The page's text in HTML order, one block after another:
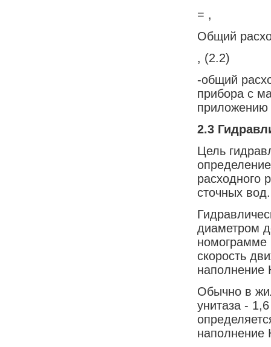
= ,
Общий
, (2.2)
-общий
прибора с
2.3
Цель
расходного
сточных вод.
диаметром
номограмме
скорость
наполнение
Обычно в
унитаза -
наполнение